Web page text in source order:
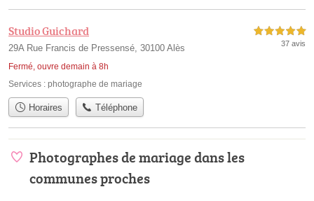
Studio Guichard
29A Rue Francis de Pressensé, 30100 Alès
Fermé, ouvre demain à 8h
5,0 étoiles sur 5
37 avis
Services : photographe de mariage
Horaires Téléphone
Photographes de mariage dans les
communes proches